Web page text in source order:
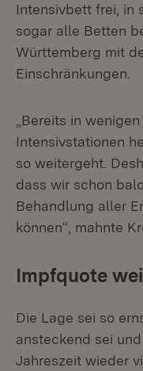
Intensivbett frei, in
sogar alle Betten
Württemberg mit
Einschränkungen.
„Bereits in
Intensivstationen
so weitergeht.
dass wir schon
Behandlung aller
können“, mahnte
Impfquote
Die Lage sei so
ansteckend sei
Jahreszeit wieder